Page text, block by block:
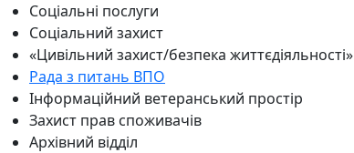
Соціальні послуги
Соціальний захист
«Цивільний захист/безпека життєдіяльності»
Рада з питань ВПО
Інформаційний ветеранський простір
Захист прав споживачів
Архівний відділ